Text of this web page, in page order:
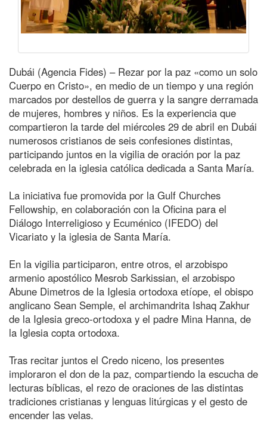
Dubái (Agencia Fides) – Rezar por la paz «como un solo
Cuerpo en Cristo», en medio de un tiempo y una región
marcados por destellos de guerra y la sangre derramada
de mujeres, hombres y niños. Es la experiencia que
compartieron la tarde del miércoles 29 de abril en Dubái
numerosos cristianos de seis confesiones distintas,
participando juntos en la vigilia de oración por la paz
celebrada en la iglesia católica dedicada a Santa María.
La iniciativa fue promovida por la Gulf Churches
Fellowship, en colaboración con la Oficina para el
Diálogo Interreligioso y Ecuménico (IFEDO) del
Vicariato y la iglesia de Santa María.
En la vigilia participaron, entre otros, el arzobispo
armenio apostólico Mesrob Sarkissian, el arzobispo
Abune Dimetros de la Iglesia ortodoxa etíope, el obispo
anglicano Sean Semple, el archimandrita Ishaq Zakhur
de la Iglesia greco-ortodoxa y el padre Mina Hanna, de
la Iglesia copta ortodoxa.
Tras recitar juntos el Credo niceno, los presentes
imploraron el don de la paz, compartiendo la escucha de
lecturas bíblicas, el rezo de oraciones de las distintas
tradiciones cristianas y lenguas litúrgicas y el gesto de
encender las velas.